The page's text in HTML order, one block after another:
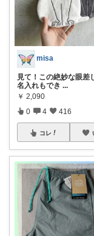
misa
見て！この絶妙な眼差
名入れもでき ...
￥ 2,090
0 4 416
コレ